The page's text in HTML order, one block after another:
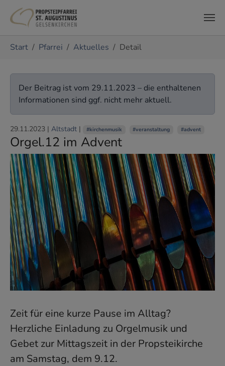
Start Pfarrei Aktuelles Detail
Der Beitrag ist vom 29.11.2023 – die enthaltenen
Informationen sind ggf. nicht mehr aktuell.
29.11.2023 | Altstadt | #kirchenmusik #veranstaltung #advent
Orgel.12 im Advent
Zeit für eine kurze Pause im Alltag?
Herzliche Einladung zu Orgelmusik und
Gebet zur Mittagszeit in der Propsteikirche
am Samstag, dem 9.12.